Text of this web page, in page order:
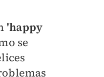
'happy
se